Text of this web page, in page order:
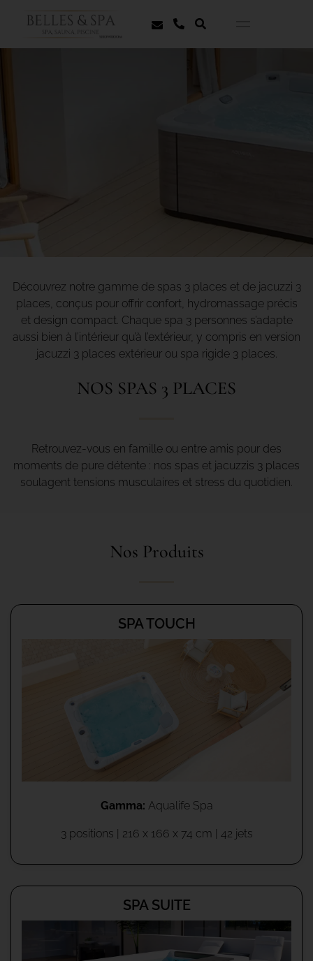
Découvrez notre gamme de spas 3 places et de jacuzzi 3
places, conçus pour offrir confort, hydromassage précis
et design compact. Chaque spa 3 personnes s’adapte
aussi bien à l’intérieur qu’à l’extérieur, y compris en version
jacuzzi 3 places extérieur ou spa rigide 3 places.
NOS SPAS 3 PLACES
Retrouvez-vous en famille ou entre amis pour des
moments de pure détente : nos spas et jacuzzis 3 places
soulagent tensions musculaires et stress du quotidien.
Nos Produits
SPA TOUCH
Gamma: Aqualife Spa
3 positions | 216 x 166 x 74 cm | 42 jets
SPA SUITE